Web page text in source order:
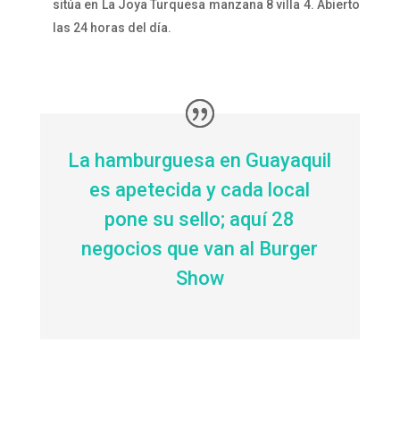
sitúa en La Joya Turquesa manzana 8 villa 4. Abierto
las 24 horas del día.
La hamburguesa en Guayaquil
es apetecida y cada local
pone su sello; aquí 28
negocios que van al Burger
Show